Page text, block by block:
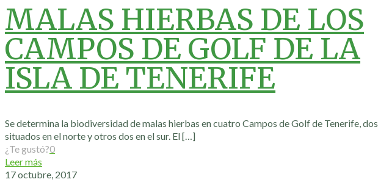
MALAS HIERBAS DE LOS
CAMPOS DE GOLF DE LA
ISLA DE TENERIFE
Se determina la biodiversidad de malas hierbas en cuatro Campos de Golf de Tenerife, dos
situados en el norte y otros dos en el sur. El[…]
¿Te gustó?0
Leer más
17 octubre, 2017